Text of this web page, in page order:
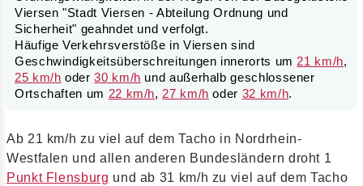
Viersen "Stadt Viersen - Abteilung Ordnung und
Sicherheit" geahndet und verfolgt.
Häufige Verkehrsverstöße in Viersen sind
Geschwindigkeitsüberschreitungen innerorts um 21 km/h,
25 km/h oder30 km/h und außerhalb geschlossener
Ortschaften um 22 km/h, 27 km/h oder 32 km/h.
Ab 21 km/h zu viel auf dem Tacho in Nordrhein-
Westfalen und allen anderen Bundesländern droht 1
Punkt Flensburg und ab 31 km/h zu viel auf dem Tacho